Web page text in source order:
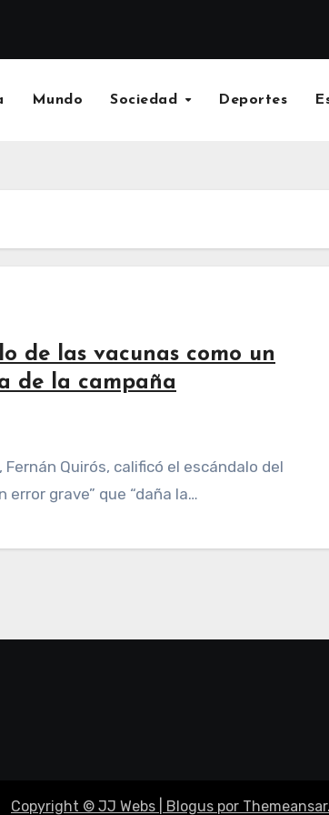
Mundo Sociedad Deportes
de las vacunas como un
de la campaña
grave” que “daña la…
Copyright © JJ Webs Blogus por Themeansar.